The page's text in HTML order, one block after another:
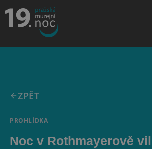
ZPĚT
PROHLÍDKA
Noc v Rothmayerově